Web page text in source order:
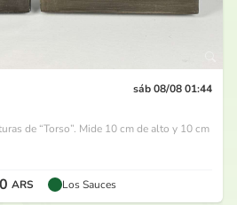
sáb 08/08 01:44
de “Torso”. Mide 10 cm de alto y 10 cm
ARS Los Sauces